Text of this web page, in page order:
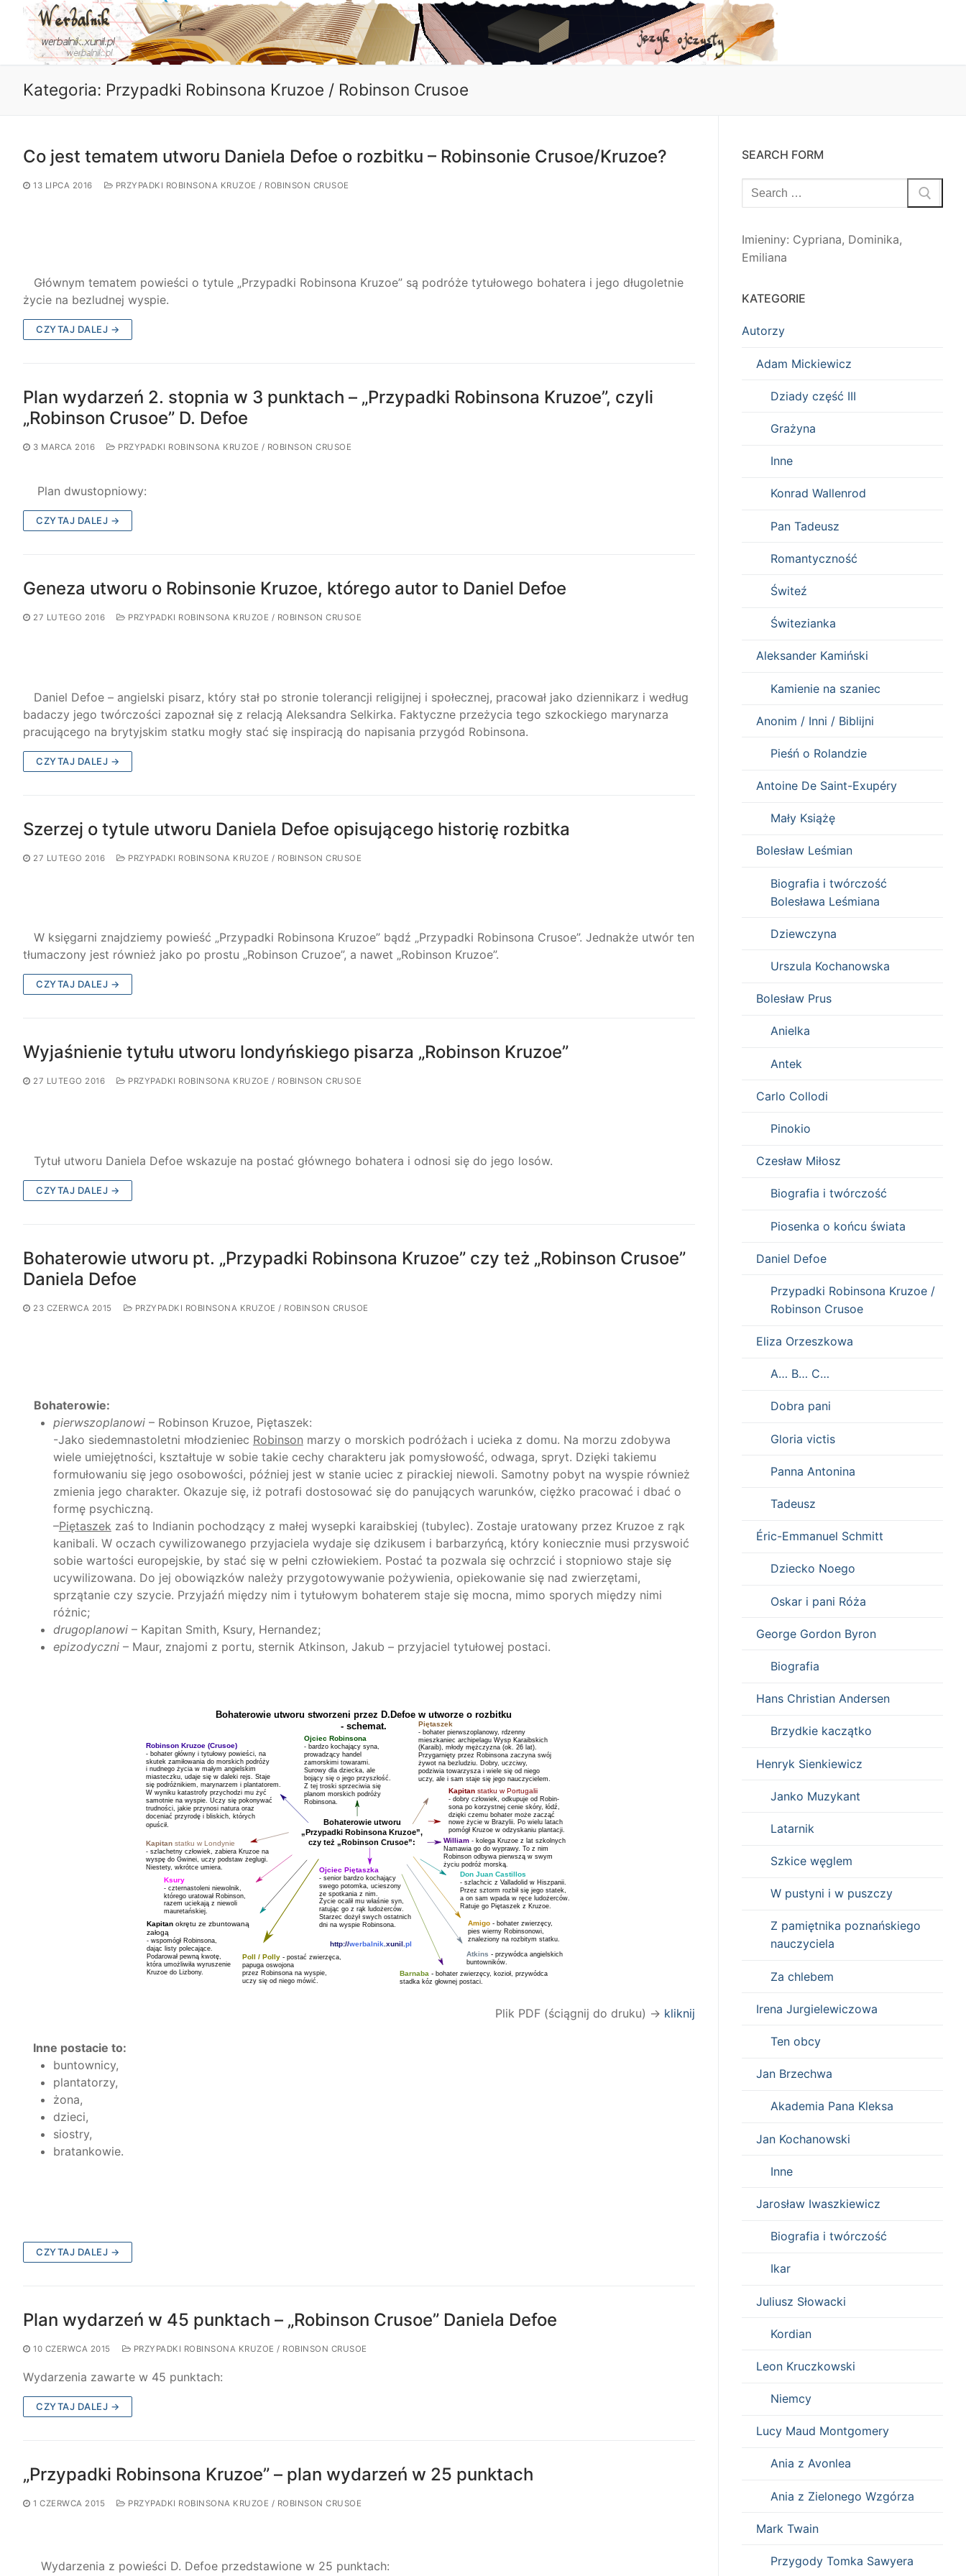
Przejdź
treści
Kategoria: Przypadki Robinsona Kruzoe / Robinson Crusoe
Co jest tematem utworu Daniela Defoe o rozbitku – Robinsonie Crusoe/Kruzoe?
13 LIPCA 2016 PRZYPADKI ROBINSONA KRUZOE / ROBINSON CRUSOE
Głównym tematem powieści o tytule „Przypadki Robinsona Kruzoe” są podróże tytułowego bohatera i jego długoletnie
życie na bezludnej wyspie.
CZYTAJ DALEJ →
Plan wydarzeń 2. stopnia w 3 punktach – „Przypadki Robinsona Kruzoe”, czyli
„Robinson Crusoe” D. Defoe
3 MARCA 2016 PRZYPADKI ROBINSONA KRUZOE / ROBINSON CRUSOE
Plan dwustopniowy:
CZYTAJ DALEJ →
Geneza utworu o Robinsonie Kruzoe, którego autor to Daniel Defoe
27 LUTEGO 2016 PRZYPADKI ROBINSONA KRUZOE / ROBINSON CRUSOE
Daniel Defoe – angielski pisarz, który stał po stronie tolerancji religijnej i społecznej, pracował jako dziennikarz i według
badaczy jego twórczości zapoznał się z relacją Aleksandra Selkirka. Faktyczne przeżycia tego szkockiego marynarza
pracującego na brytyjskim statku mogły stać się inspiracją do napisania przygód Robinsona.
CZYTAJ DALEJ →
Szerzej o tytule utworu Daniela Defoe opisującego historię rozbitka
27 LUTEGO 2016 PRZYPADKI ROBINSONA KRUZOE / ROBINSON CRUSOE
W księgarni znajdziemy powieść „Przypadki Robinsona Kruzoe” bądź „Przypadki Robinsona Crusoe”. Jednakże utwór ten
tłumaczony jest również jako po prostu „Robinson Cruzoe”, a nawet „Robinson Kruzoe”.
CZYTAJ DALEJ →
Wyjaśnienie tytułu utworu londyńskiego pisarza „Robinson Kruzoe”
27 LUTEGO 2016 PRZYPADKI ROBINSONA KRUZOE / ROBINSON CRUSOE
Tytuł utworu Daniela Defoe wskazuje na postać głównego bohatera i odnosi się do jego losów.
CZYTAJ DALEJ →
Bohaterowie utworu pt. „Przypadki Robinsona Kruzoe” czy też „Robinson Crusoe”
Daniela Defoe
23 CZERWCA 2015 PRZYPADKI ROBINSONA KRUZOE / ROBINSON CRUSOE
Bohaterowie:
pierwszoplanowi – Robinson Kruzoe, Piętaszek:
-Jako siedemnastoletni młodzieniec Robinson marzy o morskich podróżach i ucieka z domu. Na morzu zdobywa
wiele umiejętności, kształtuje w sobie takie cechy charakteru jak pomysłowość, odwaga, spryt. Dzięki takiemu
formułowaniu się jego osobowości, później jest w stanie uciec z pirackiej niewoli. Samotny pobyt na wyspie również
zmienia jego charakter. Okazuje się, iż potrafi dostosować się do panujących warunków, ciężko pracować i dbać o
formę psychiczną.
–Piętaszek zaś to Indianin pochodzący z małej wysepki karaibskiej (tubylec). Zostaje uratowany przez Kruzoe z rąk
kanibali. W oczach cywilizowanego przyjaciela wydaje się dzikusem i barbarzyńcą, który koniecznie musi przyswoić
sobie wartości europejskie, by stać się w pełni człowiekiem. Postać ta pozwala się ochrzcić i stopniowo staje się
ucywilizowana. Do jej obowiązków należy przygotowywanie pożywienia, opiekowanie się nad zwierzętami,
sprzątanie czy szycie. Przyjaźń między nim i tytułowym bohaterem staje się mocna, mimo sporych między nimi
różnic;
drugoplanowi– Kapitan Smith, Ksury, Hernandez;
epizodyczni– Maur, znajomi z portu, sternik Atkinson, Jakub – przyjaciel tytułowej postaci.
Plik PDF (ściągnij do druku) → kliknij
Inne postacie to:
buntownicy,
plantatorzy,
żona,
dzieci,
siostry,
bratankowie.
CZYTAJ DALEJ →
Plan wydarzeń w 45 punktach – „Robinson Crusoe” Daniela Defoe
10 CZERWCA 2015 PRZYPADKI ROBINSONA KRUZOE / ROBINSON CRUSOE
Wydarzenia zawarte w 45 punktach:
CZYTAJ DALEJ →
„Przypadki Robinsona Kruzoe” – plan wydarzeń w 25 punktach
1 CZERWCA 2015 PRZYPADKI ROBINSONA KRUZOE / ROBINSON CRUSOE
Wydarzenia z powieści D. Defoe przedstawione w 25 punktach:
SEARCH FORM
Szukaj:
Imieniny: Cypriana, Dominika,
Emiliana
KATEGORIE
Autorzy
Adam Mickiewicz
Dziady część III
Grażyna
Inne
Konrad Wallenrod
Pan Tadeusz
Romantyczność
Świteź
Świtezianka
Aleksander Kamiński
Kamienie na szaniec
Anonim / Inni / Biblijni
Pieśń o Rolandzie
Antoine De Saint-Exupéry
Mały Książę
Bolesław Leśmian
Biografia i twórczość
Bolesława Leśmiana
Dziewczyna
Urszula Kochanowska
Bolesław Prus
Anielka
Antek
Carlo Collodi
Pinokio
Czesław Miłosz
Biografia i twórczość
Piosenka o końcu świata
Daniel Defoe
Przypadki Robinsona Kruzoe /
Robinson Crusoe
Eliza Orzeszkowa
A… B… C…
Dobra pani
Gloria victis
Panna Antonina
Tadeusz
Éric-Emmanuel Schmitt
Dziecko Noego
Oskar i pani Róża
George Gordon Byron
Biografia
Hans Christian Andersen
Brzydkie kaczątko
Henryk Sienkiewicz
Janko Muzykant
Latarnik
Szkice węglem
W pustyni i w puszczy
Z pamiętnika poznańskiego
nauczyciela
Za chlebem
Irena Jurgielewiczowa
Ten obcy
Jan Brzechwa
Akademia Pana Kleksa
Jan Kochanowski
Inne
Jarosław Iwaszkiewicz
Biografia i twórczość
Ikar
Juliusz Słowacki
Kordian
Leon Kruczkowski
Niemcy
Lucy Maud Montgomery
Ania z Avonlea
Ania z Zielonego Wzgórza
Mark Twain
Przygody Tomka Sawyera